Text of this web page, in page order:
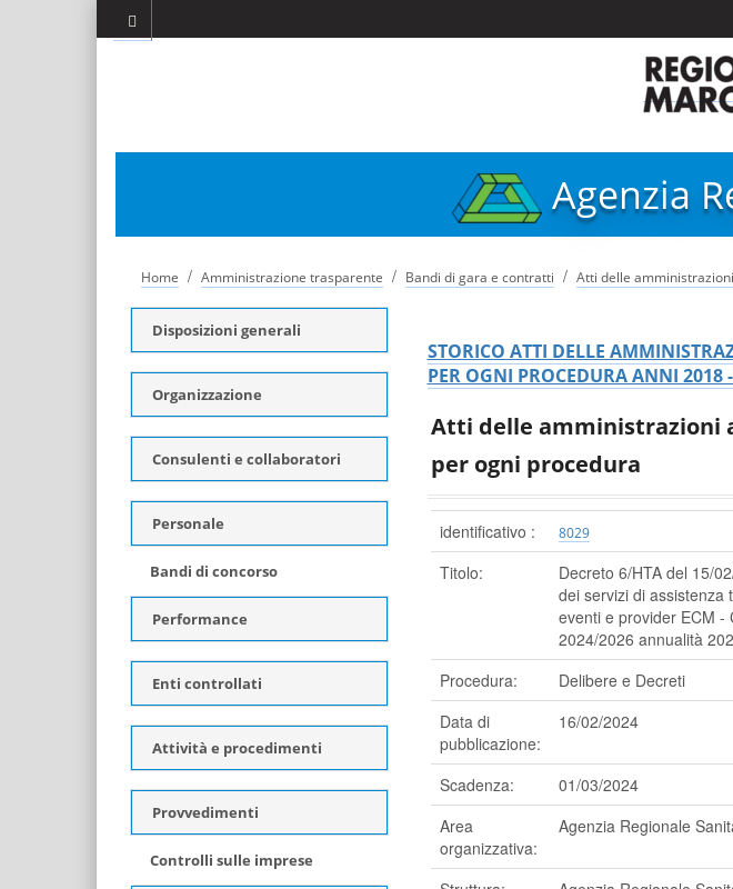
Agenzia
Home / Amministrazione trasparente / Bandi di gara e contratti / Atti delle
Disposizioni generali
Organizzazione
Consulenti e collaboratori
Personale
Bandi di concorso
Performance
Enti controllati
Attività e procedimenti
Provvedimenti
Controlli sulle imprese
STORICO ATTI DELLE
PER OGNI PROCEDURA ANNI 2018
Atti delle amministrazioni
per ogni procedura
identificativo : 8029
Titolo:
Decreto 6/HTA del 15/
dei servizi di assistenza
eventi e provider ECM -
2024/2026 annualità
Procedura:
Delibere e Decreti
Data di
pubblicazione:
16/02/2024
Scadenza:
01/03/2024
Area
organizzativa:
Agenzia Regionale